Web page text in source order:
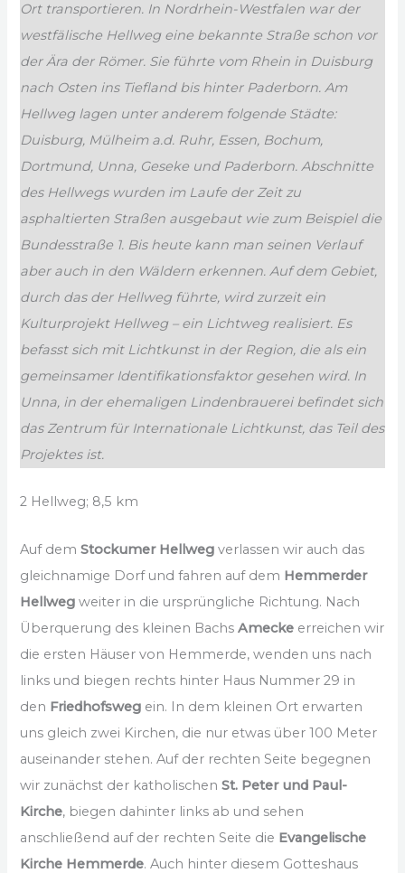
Ort transportieren. In Nordrhein-Westfalen war der
westfälische Hellweg eine bekannte Straße schon vor
der Ära der Römer. Sie führte vom Rhein in Duisburg
nach Osten ins Tiefland bis hinter Paderborn. Am
Hellweg lagen unter anderem folgende Städte:
Duisburg, Mülheim a.d. Ruhr, Essen, Bochum,
Dortmund, Unna, Geseke und Paderborn. Abschnitte
des Hellwegs wurden im Laufe der Zeit zu
asphaltierten Straßen ausgebaut wie zum Beispiel die
Bundesstraße 1. Bis heute kann man seinen Verlauf
aber auch in den Wäldern erkennen. Auf dem Gebiet,
durch das der Hellweg führte, wird zurzeit ein
Kulturprojekt Hellweg – ein Lichtweg realisiert. Es
befasst sich mit Lichtkunst in der Region, die als ein
gemeinsamer Identifikationsfaktor gesehen wird. In
Unna, in der ehemaligen Lindenbrauerei befindet sich
das Zentrum für Internationale Lichtkunst, das Teil des
Projektes ist.
2 Hellweg; 8,5 km
Auf demStockumer Hellweg verlassen wir auch das
gleichnamige Dorf und fahren auf dem Hemmerder
Hellweg weiter in die ursprüngliche Richtung. Nach
Überquerung des kleinen BachsAmecke erreichen wir
die ersten Häuser von Hemmerde, wenden uns nach
links und biegen rechts hinter Haus Nummer 29 in
den Friedhofsweg ein. In dem kleinen Ort erwarten
uns gleich zwei Kirchen, die nur etwas über 100 Meter
auseinander stehen. Auf der rechten Seite begegnen
wir zunächst der katholischenSt. Peter und Paul-
Kirche, biegen dahinter links ab und sehen
anschließend auf der rechten Seite die Evangelische
Kirche Hemmerde. Auch hinter diesem Gotteshaus